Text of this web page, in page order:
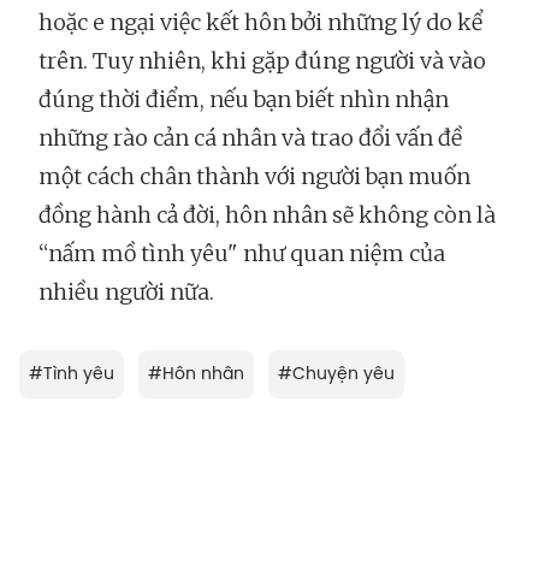
hoặc e ngại việc kết hôn bởi những lý do kể
trên. Tuy nhiên, khi gặp đúng người và vào
đúng thời điểm, nếu bạn biết nhìn nhận
những rào cản cá nhân và trao đổi vấn đề
một cách chân thành với người bạn muốn
đồng hành cả đời, hôn nhân sẽ không còn là
“nấm mồ tình yêu" như quan niệm của
nhiều người nữa.
#Tình yêu #Hôn nhân #Chuyện yêu